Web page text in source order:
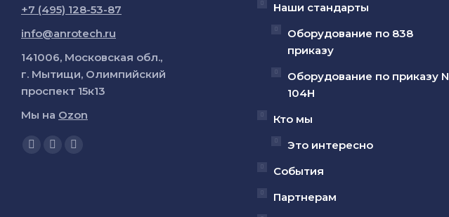
+7 (495) 128-53-87
info@anrotech.ru
141006, Московская обл.,
г. Мытищи, Олимпийский
проспект 15к13
Мы на Ozon
Ищите нас:
Страница
Страница
Страница
Наши стандарты
Оборудование по 838
приказу
Оборудование по приказу N
104Н
Кто мы
Это интересно
События
Партнерам